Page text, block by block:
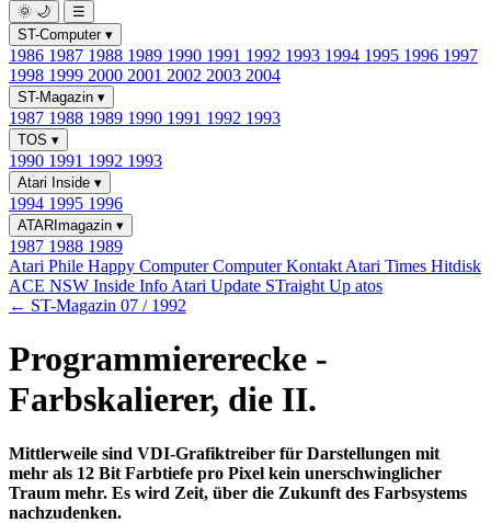
🌞 🌙
☰
ST-Computer ▾
1986 1987 1988 1989 1990 1991 1992 1993 1994 1995 1996 1997
1998 1999 2000 2001 2002 2003 2004
ST-Magazin ▾
1987 1988 1989 1990 1991 1992 1993
TOS ▾
1990 1991 1992 1993
Atari Inside ▾
1994 1995 1996
ATARImagazin ▾
1987 1988 1989
Atari Phile Happy ComputerComputer Kontakt Atari Times Hitdisk
ACE NSW Inside Info Atari Update STraight Up atos
← ST-Magazin 07 / 1992
Programmiererecke -
Farbskalierer, die II.
Mittlerweile sind VDI-Grafiktreiber für Darstellungen mit
mehr als 12 Bit Farbtiefe pro Pixel kein unerschwinglicher
Traum mehr. Es wird Zeit, über die Zukunft des Farbsystems
nachzudenken.